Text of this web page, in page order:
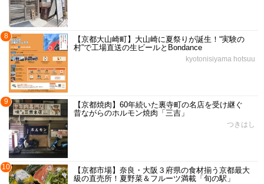
8
【京都大山崎町】大山崎に夏祭りが誕生！“実験の
村”で工場直送の生ビールとBondance
kyotonisiyama hotsuu
9
【京都焼肉】60年続いた裏寺町の名店を受け継ぐ
昔ながらのホルモン焼肉「三吉」
つきはし
10
【京都市場】奈良・大阪３府県の食材揃う京都最大
級の直売所！夏野菜＆フルーツ満載「旬の駅」